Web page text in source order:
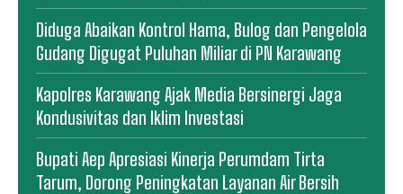
Diduga Abaikan Kontrol Hama, Bulog dan Pengelola
Gudang Digugat Puluhan Miliar di PN Karawang
Kapolres Karawang Ajak Media Bersinergi Jaga
Kondusivitas dan Iklim Investasi
Bupati Aep Apresiasi Kinerja Perumdam Tirta
Tarum, Dorong Peningkatan Layanan Air Bersih